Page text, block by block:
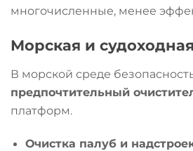
многочисленные, менее
Морская и
В морской среде
предпочтительный
платформ.
Очистка палуб и